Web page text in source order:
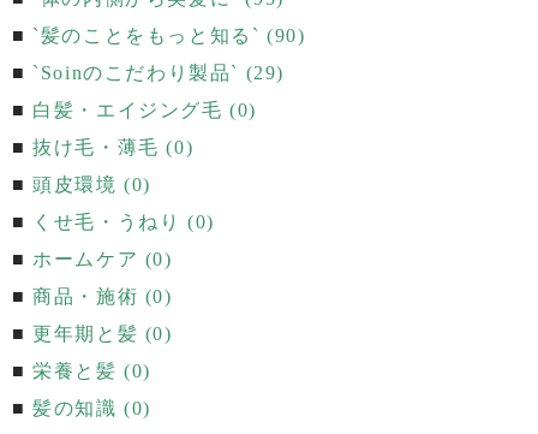
`髪のことをもっと知る` (90)
`Soinのこだわり製品` (29)
白髪・エイジング毛 (0)
抜け毛・薄毛 (0)
頭皮環境 (0)
くせ毛・うねり (0)
ホームケア (0)
商品・施術 (0)
更年期と髪 (0)
栄養と髪 (0)
髪の知識 (0)